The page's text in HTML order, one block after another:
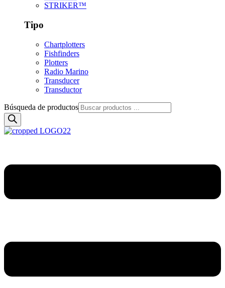
STRIKER™
Tipo
Chartplotters
Fishfinders
Plotters
Radio Marino
Transducer
Transductor
Búsqueda de productos